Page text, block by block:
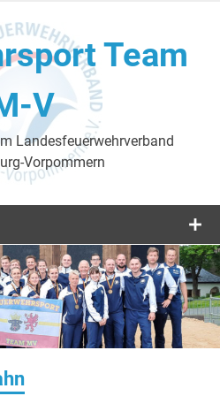
Team
V
Landesfeuerwehrverband
Vorpommern